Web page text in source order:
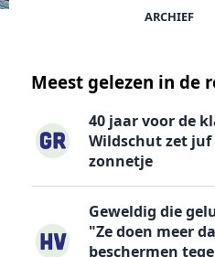
ARCHIEF
Meest gelezen in de
40 jaar voor de
Wildschut zet
zonnetje
Geweldig die
"Ze doen meer
beschermen